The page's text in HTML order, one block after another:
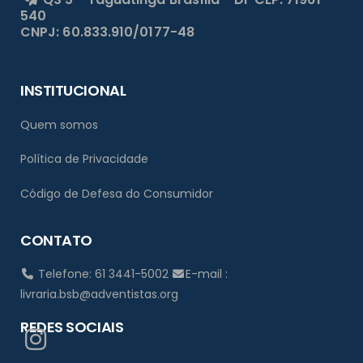
540
CNPJ: 60.833.910/0177-48
INSTITUCIONAL
Quem somos
Política de Privacidade
Código de Defesa do Consumidor
CONTATO
Telefone: 61 3441-5002
E-mail :
livraria.bsb@adventistas.org
REDES SOCIAIS